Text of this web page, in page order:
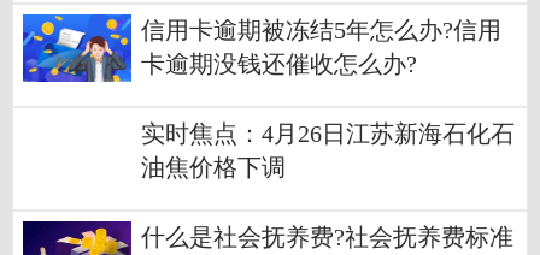
信用卡逾期被冻结5年怎么办?信用
卡逾期没钱还催收怎么办?
实时焦点：4月26日江苏新海石化石
油焦价格下调
什么是社会抚养费?社会抚养费标准